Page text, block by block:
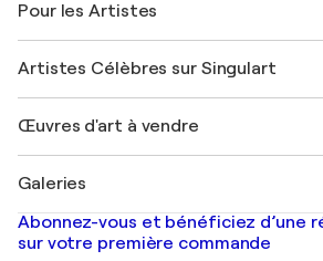
Offrir une carte cadeau
Rejoignez notre programme
Mon compte
+33 1 76 44 06 42
FAQ
Magazine Singulart
Emplois
Découvrez une sélection d'art original
Pour les Artistes
Se connecter en tant qu'Artiste
Artistes Célèbres sur Singulart
Marc Chagall
Banksy
Mr. Brainwash
Shepard Fairey
Œuvres d'art à vendre
Tableaux abstraits à vendre
Peintures de paysage
Estampes
Galeries
Galeries d'art en France
Galeries d'art en Belgique
Abonnez-vous et bénéficiez d’une
sur votre première commande